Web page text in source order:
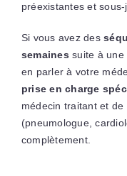
préexistantes et
Si vous avez des
semaines suite à une
en parler à votre
prise en charge
médecin traitant et
(pneumologue,
complètement.